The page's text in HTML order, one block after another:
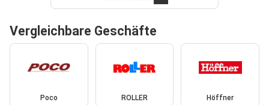
Vergleichbare Geschäfte
Poco ROLLER Höffner